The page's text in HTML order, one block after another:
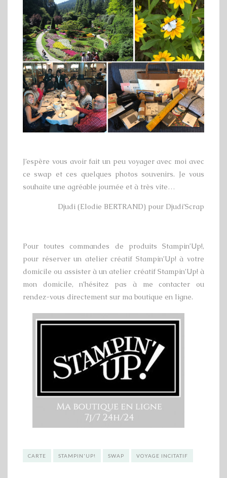
J’espère vous avoir fait un peu voyager avec moi avec
ce swap et ces quelques photos souvenirs. Je vous
souhaite une agréable journée et à très vite…
Djudi (Elodie BERTRAND) pour Djudi’Scrap
Pour toutes commandes de produits Stampin’Up!,
pour réserver un atelier créatif Stampin’Up! à votre
domicile ou assister à un atelier créatif Stampin’Up! à
mon domicile, n’hésitez pas à me contacter ou
rendez-vous directement sur ma boutique en ligne.
CARTE STAMPIN'UP! SWAP VOYAGE INCITATIF